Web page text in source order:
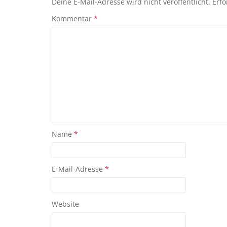
Kommentar *
Name *
E-Mail-Adresse *
Website